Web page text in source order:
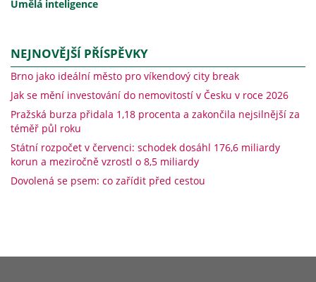
Umělá inteligence
NEJNOVĚJŠÍ PŘÍSPĚVKY
Brno jako ideální město pro víkendový city break
Jak se mění investování do nemovitostí v Česku v roce 2026
Pražská burza přidala 1,18 procenta a zakončila nejsilnější za
téměř půl roku
Státní rozpočet v červenci: schodek dosáhl 176,6 miliardy
korun a meziročně vzrostl o 8,5 miliardy
Dovolená se psem: co zařídit před cestou